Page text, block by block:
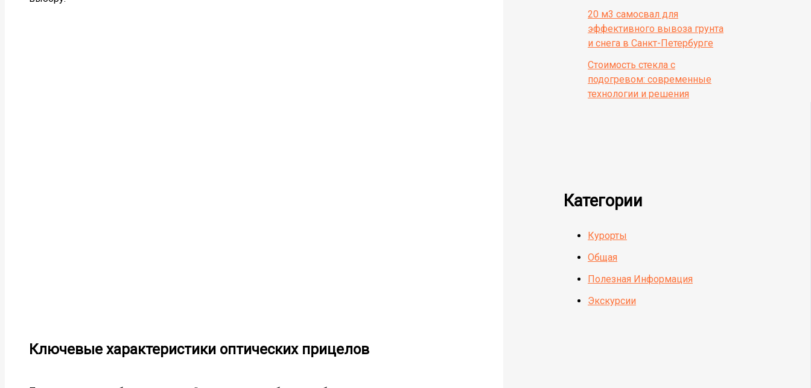
Ключевые характеристики оптических прицелов
20 м3 самосвал для
эффективного вывоза грунта
и снега в Санкт-Петербурге
Стоимость стекла с
подогревом: современные
технологии и решения
Категории
Курорты
Общая
Полезная Информация
Экскурсии